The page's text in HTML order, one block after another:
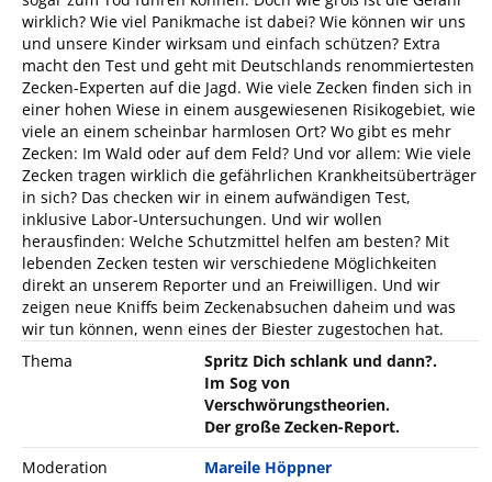
wirklich? Wie viel Panikmache ist dabei? Wie können wir uns
und unsere Kinder wirksam und einfach schützen? Extra
macht den Test und geht mit Deutschlands renommiertesten
Zecken-Experten auf die Jagd. Wie viele Zecken finden sich in
einer hohen Wiese in einem ausgewiesenen Risikogebiet, wie
viele an einem scheinbar harmlosen Ort? Wo gibt es mehr
Zecken: Im Wald oder auf dem Feld? Und vor allem: Wie viele
Zecken tragen wirklich die gefährlichen Krankheitsüberträger
in sich? Das checken wir in einem aufwändigen Test,
inklusive Labor-Untersuchungen. Und wir wollen
herausfinden: Welche Schutzmittel helfen am besten? Mit
lebenden Zecken testen wir verschiedene Möglichkeiten
direkt an unserem Reporter und an Freiwilligen. Und wir
zeigen neue Kniffs beim Zeckenabsuchen daheim und was
wir tun können, wenn eines der Biester zugestochen hat.
Thema
Spritz Dich schlank und dann?.
Im Sog von
Verschwörungstheorien.
Der große Zecken-Report.
Moderation
Mareile Höppner